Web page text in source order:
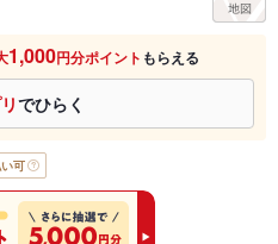
1,000円分ポイント もらえる
でひらく
可